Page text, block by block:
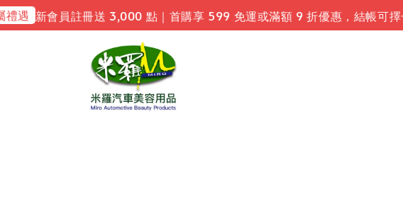
新會員註冊送 3,000 點｜首購享 599 免運或滿額 9 折優惠，結帳可擇一使用